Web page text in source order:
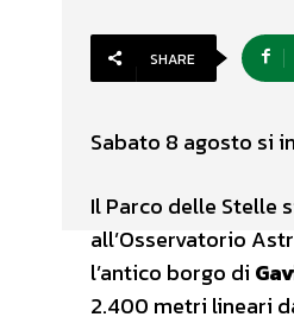
SHARE
Sabato 8 agosto si
Il Parco delle Stelle
all’Osservatorio
l’antico borgo di
2.400 metri lineari